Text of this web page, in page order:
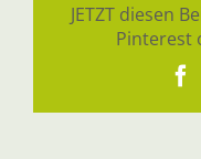
JETZT diesen
Pinterest